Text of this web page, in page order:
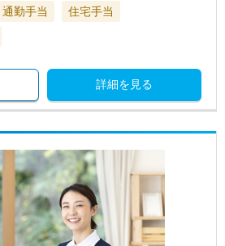
通勤手当
住宅手当
詳細を見る